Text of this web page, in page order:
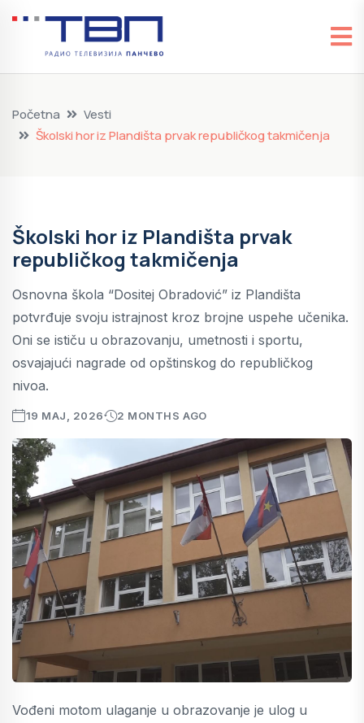
Početna
Vesti
Školski hor iz Plandišta prvak republičkog takmičenja
Školski hor iz Plandišta prvak
republičkog takmičenja
Osnovna škola “Dositej Obradović” iz Plandišta
potvrđuje svoju istrajnost kroz brojne uspehe učenika.
Oni se ističu u obrazovanju, umetnosti i sportu,
osvajajući nagrade od opštinskog do republičkog
nivoa.
19 MAJ, 2026 2 MONTHS AGO
Vođeni motom ulaganje u obrazovanje je ulog u